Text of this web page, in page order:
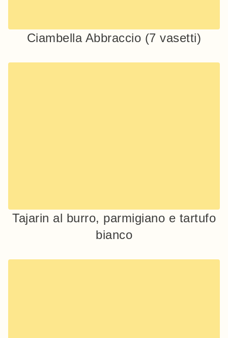
Ciambella Abbraccio (7 vasetti)
Tajarin al burro, parmigiano e tartufo
bianco